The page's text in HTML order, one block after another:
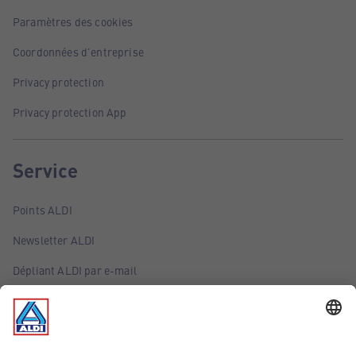
Paramètres des cookies
Coordonnées d'entreprise
Privacy protection
Privacy protection App
Service
Points ALDI
Newsletter ALDI
Dépliant ALDI par e-mail
Offres
Infos essentielles